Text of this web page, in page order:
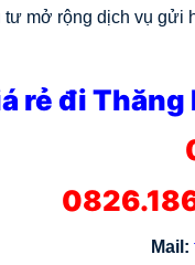
tư mở rộng dịch vụ
rẻ đi Thăng
Mail: